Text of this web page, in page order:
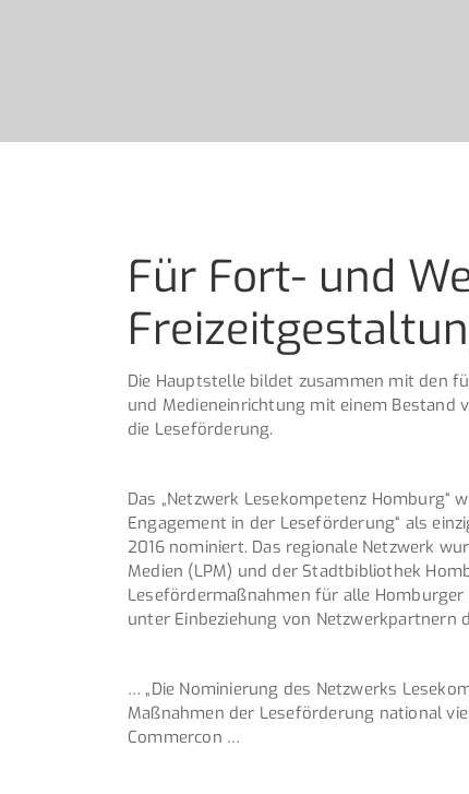
Für Fort- und
Die Hauptstelle bildet zusammen mit den
und Medieneinrichtung mit einem Bestand
die Leseförderung.
Das „Netzwerk Lesekompetenz Homburg“
Engagement in der Leseförderung“ als
2016 nominiert. Das regionale Netzwerk
Medien (LPM) und der Stadtbibliothek
Lesefördermaßnahmen für alle
unter Einbeziehung von Netzwerkpartnern
… „Die Nominierung des Netzwerks
Maßnahmen der Leseförderung national
Commercon …